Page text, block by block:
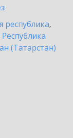
республика,
Республика
(Татарстан)